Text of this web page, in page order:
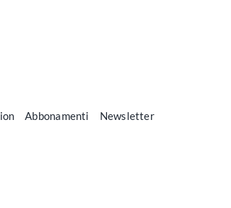
Abbonamenti Newsletter